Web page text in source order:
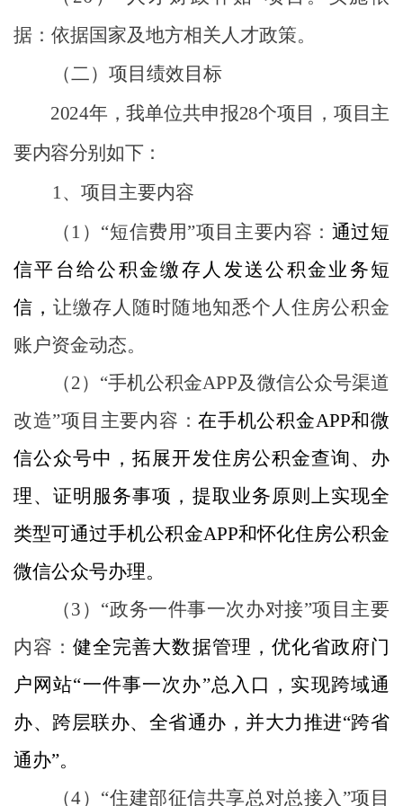
据： 依据国家及地方相关人才政策。
（二）项目绩效目标
2024年，我单位共申报28个项目，项目主
要内容分别如下：
1、项目主要内容
（ 1 ） “短信费用”项目主要内容： 通过短
信平台给公积金缴存人发送公积金业务短
信，让缴存人随时随地知悉个人住房公积金
账户资金动态。
（2） “手机公积金APP及微信公众号渠道
改造”项目主要内容：在手机公积金APP和微
信公众号中，拓展开发住房公积金查询、办
理、证明服务事项，提取业务原则上实现全
类型可通过手机公积金APP和怀化住房公积金
微信公众号办理。
（3 ） “政务一件事一次办对接”项目主要
内容：健全完善大数据管理，优化省政府门
户网站“一件事一次办”总入口，实现跨域通
办、跨层联办、全省通办，并大力推进“跨省
通办”。
（4） “住建部征信共享总对总接入 ”项目